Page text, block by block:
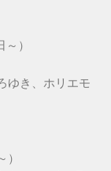
）
ゆき、ホリエモ